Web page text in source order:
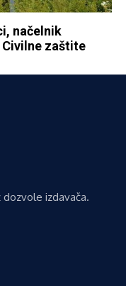
načelnik
zaštite
dozvole izdavača.